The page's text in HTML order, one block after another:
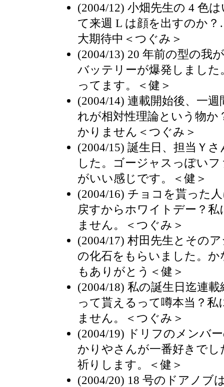
(2004/12) 小畑先生の 4 色
て来週 L は顔を出すのか
大期待中＜つぐみ＞
(2004/13) 20 年前の型の我
バッテリーが爆発しまし
ってます。＜健＞
(2004/14) 連載開始後、一
れが相対性理論という物か
かりません＜つぐみ＞
(2004/15) 誕生日、担当Ｙ
した。ゴージャスっぽい
がいい感じです。＜健＞
(2004/16) チョコを貰った
戻すからホワイトデー？
ません。＜つぐみ＞
(2004/17) 村田先生とその
の化石をもらいました。
もありがとう＜健＞
(2004/18) 私の誕生日迄連
って貰えるって噂本当？
ません。＜つぐみ＞
(2004/19) ドリフのメンバ
かりやさんが一番好きで
祈りします。＜健＞
(2004/20) 18 号のドアノブ